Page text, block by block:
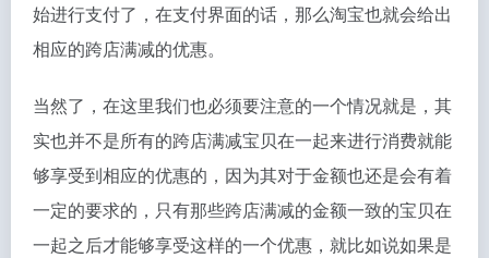
始进行支付了，在支付界面的话，那么淘宝也就会给出
相应的跨店满减的优惠。
当然了，在这里我们也必须要注意的一个情况就是，其
实也并不是所有的跨店满减宝贝在一起来进行消费就能
够享受到相应的优惠的，因为其对于金额也还是会有着
一定的要求的，只有那些跨店满减的金额一致的宝贝在
一起之后才能够享受这样的一个优惠，就比如说如果是